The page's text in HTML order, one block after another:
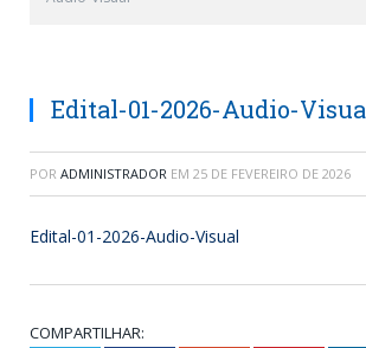
Edital-01-2026-Audio-
POR ADMINISTRADOR EM 25 DE FEVEREIRO DE 2026
Edital-01-2026-Audio-Visual
COMPARTILHAR: